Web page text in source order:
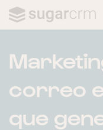
correo
que